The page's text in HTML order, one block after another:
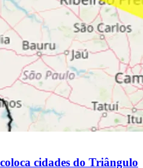
cidades do Triângulo